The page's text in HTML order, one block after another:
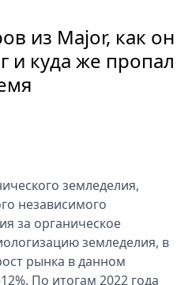
из Major, как он
и куда же пропал
земледелия,
независимого
за органическое
земледелия, в
рынка в данном
По итогам 2022 года